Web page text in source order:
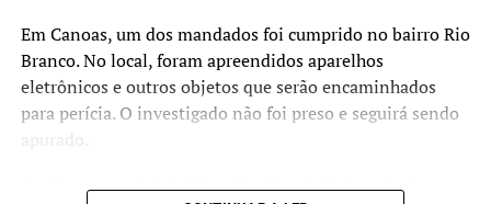
Em Canoas, um dos mandados foi cumprido no bairro Rio
Branco. No local, foram apreendidos aparelhos
eletrônicos e outros objetos que serão encaminhados
para perícia. O investigado não foi preso e seguirá sendo
apurado.
A ação no município foi realizada pela Delegacia de